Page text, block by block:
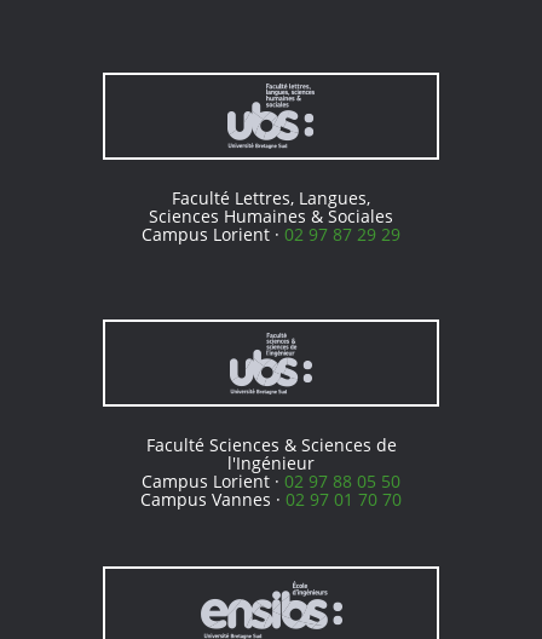
Faculté Lettres, Langues,
Sciences Humaines & Sociales
Campus Lorient · 02 97 87 29 29
Faculté Sciences & Sciences de
l'Ingénieur
Campus Lorient · 02 97 88 05 50
Campus Vannes · 02 97 01 70 70